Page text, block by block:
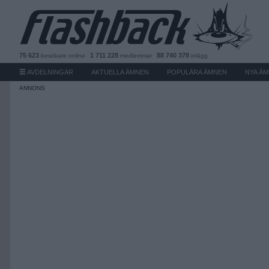
75 623 besökare online 1 711 228 medlemmar 88 740 378 inlägg
AVDELNINGAR AKTUELLA ÄMNEN POPULÄRA ÄMNEN NYA